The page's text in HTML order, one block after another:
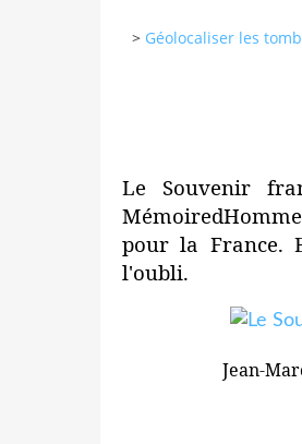
> Géolocaliser les
Le Souvenir
pour la France.
l'oubli.
Jean-